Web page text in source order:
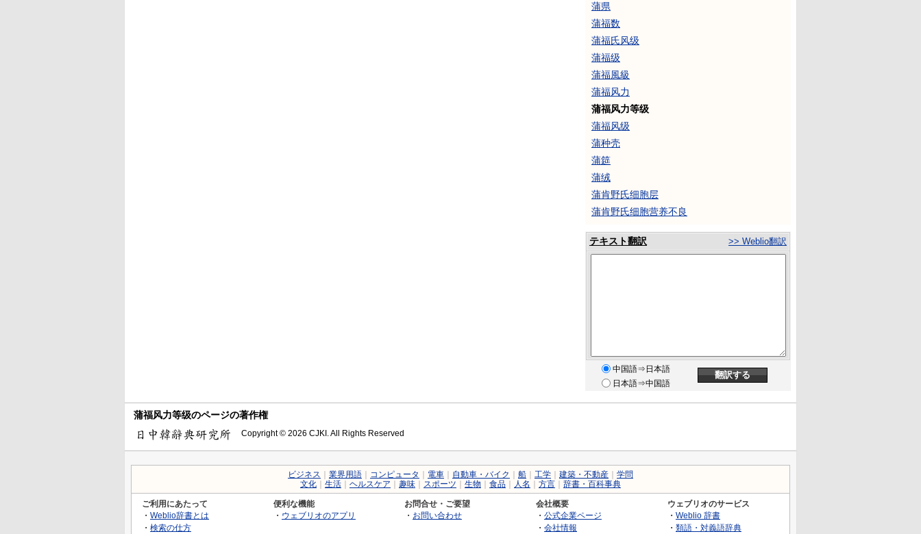
蒲県
蒲福数
蒲福氏风级
蒲福级
蒲福風級
蒲福风力
蒲福风力等级
蒲福风级
蒲种壳
蒲筵
蒲绒
蒲肯野氏细胞层
蒲肯野氏细胞营养不良
テキスト翻訳 >> Weblio翻訳
中国語⇒日本語
日本語⇒中国語
蒲福风力等级のページの著作権
Copyright © 2026 CJKI. All Rights Reserved
ビジネス 業界用語 コンピュータ 電車 自動車・バイク 船 工学 建築・不動産
学問
文化
生活 ヘルスケア 趣味 スポーツ 生物 食品 人名 方言 辞書・百科事典
ご利用にあたって
・ Weblio辞書とは
・ 検索の仕方
便利な機能
・ ウェブリオのアプリ
お問合せ・ご要望
・ お問い合わせ
会社概要
・ 公式企業ページ
・ 会社情報
ウェブリオのサービス
・ Weblio 辞書
・ 類語・対義語辞典